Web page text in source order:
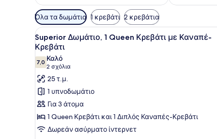
Διαθέσιμα
φίλτρα
για
τα
δωμάτια
Όλα τα δωμάτια 1 κρεβάτι 2 κρεβάτια
Προβολή
όλων
των
φωτογραφιών
για
Superior
Δωμάτιο,
1
Queen
Κρεβάτι
Ένα σύγχρονο δωμάτιο
10
Superior Δωμάτιο, 1 Queen Κρεβάτι με Καναπέ-
Κρεβάτι
7,07,0 στα 10
Καλό
2 σχόλια
(2
σχόλια)
25 τ.μ.
1 υπνοδωμάτιο
Για 3 άτομα
1 Queen Κρεβάτι και 1 Διπλός Καναπές-Κρεβάτι
Δωρεάν ασύρματο ίντερνετ